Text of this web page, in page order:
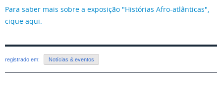
Para saber mais sobre a exposição "Histórias Afro-atlânticas",
cique aqui.
registrado em: Notícias & eventos